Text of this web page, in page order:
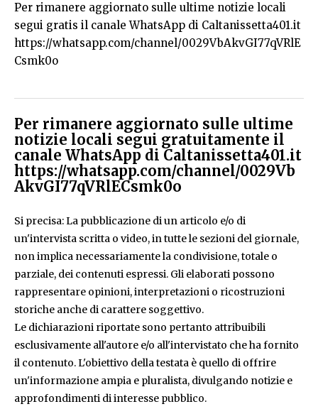
Per rimanere aggiornato sulle ultime notizie locali
segui gratis il canale WhatsApp di Caltanissetta401.it
https://whatsapp.com/channel/0029VbAkvGI77qVRlE
Csmk0o
Per rimanere aggiornato sulle ultime
notizie locali segui gratuitamente il
canale WhatsApp di Caltanissetta401.it
https://whatsapp.com/channel/0029Vb
AkvGI77qVRlECsmk0o
Si precisa: La pubblicazione di un articolo e/o di
un'intervista scritta o video, in tutte le sezioni del giornale,
non implica necessariamente la condivisione, totale o
parziale, dei contenuti espressi. Gli elaborati possono
rappresentare opinioni, interpretazioni o ricostruzioni
storiche anche di carattere soggettivo.
Le dichiarazioni riportate sono pertanto attribuibili
esclusivamente all'autore e/o all'intervistato che ha fornito
il contenuto. L'obiettivo della testata è quello di offrire
un'informazione ampia e pluralista, divulgando notizie e
approfondimenti di interesse pubblico.